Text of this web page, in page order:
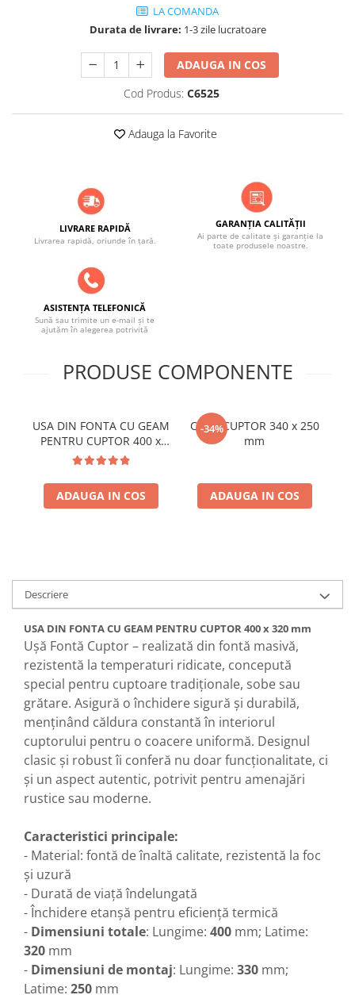
Coșuri de fum din beton
Coșuri de fum din inox
Coșuri de fum din otel
DIVERSE
PRODUSE PENTRU GRĂDINARIT
Irigații pentru grădină
Unelte electrice
Unelte pentru grădinărit
SOBE ȘI ȘEMINEE
STICLĂ TERMOREZISTENTĂ
TIMP LIBER IN NATURA
DE CURATARE HORN
TERASĂ
LA COMANDA
Durata de livrare: 1-3 zile lucratoare
ADAUGA IN COS
Cod Produs: C6525
Adauga la Favorite
LIVRARE RAPIDĂ
Livrarea rapidă, oriunde în țară.
GARANȚIA CALITĂȚII
Ai parte de calitate și garanție la
toate produsele noastre.
ASISTENȚA TELEFONICĂ
Sună sau trimite un e-mail și te
ajutăm în alegerea potrivită
PRODUSE COMPONENTE
USA DIN FONTA CU GEAM
PENTRU CUPTOR 400 x
320 mm
ADAUGA IN COS
-34%
CORP CUPTOR 340 x 250
mm
ADAUGA IN COS
Descriere
USA DIN FONTA CU GEAM PENTRU CUPTOR 400 x 320 mm
Ușă Fontă Cuptor – realizată din fontă masivă,
rezistentă la temperaturi ridicate, concepută
special pentru cuptoare tradiționale, sobe sau
grătare. Asigură o închidere sigură și durabilă,
menținând căldura constantă în interiorul
cuptorului pentru o coacere uniformă. Designul
clasic și robust îi conferă nu doar funcționalitate, ci
și un aspect autentic, potrivit pentru amenajări
rustice sau moderne.
Caracteristici principale:
- Material: fontă de înaltă calitate, rezistentă la foc
și uzură
- Durată de viață îndelungată
- Închidere etanșă pentru eficiență termică
- Dimensiuni totale: Lungime: 400 mm; Latime:
320 mm
- Dimensiuni de montaj: Lungime: 330 mm;
Latime: 250 mm